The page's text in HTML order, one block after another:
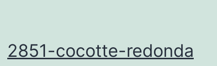
2851-cocotte-redonda